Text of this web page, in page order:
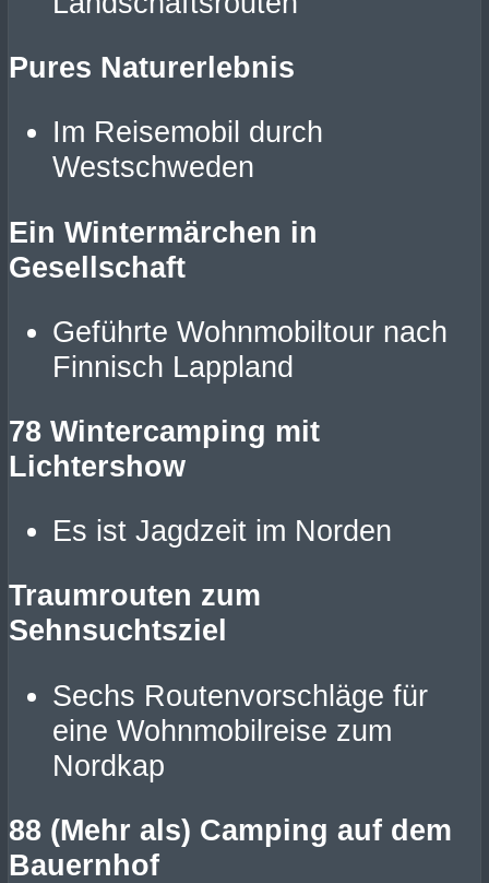
Pures Naturerlebnis
Im Reisemobil durch
Westschweden
Ein Wintermärchen in
Gesellschaft
Geführte Wohnmobiltour nach
Finnisch Lappland
78 Wintercamping mit
Lichtershow
Es ist Jagdzeit im Norden
Traumrouten zum
Sehnsuchtszie
Sechs Routenvorschläge für
eine Wohnmobilreise zum
Nordkap
88 (Mehr als) Camping auf dem
Bauernhof